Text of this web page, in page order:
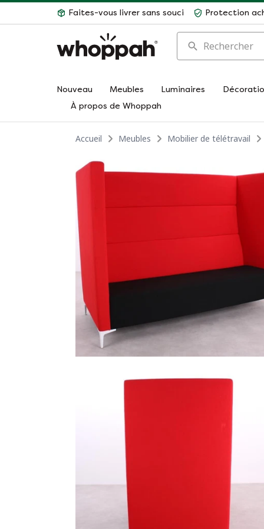
Faites-vous livrer sans souci Protection
Rechercher
Nouveau Meubles Luminaires
À propos de Whoppah
Accueil Meubles Mobilier de télétravail